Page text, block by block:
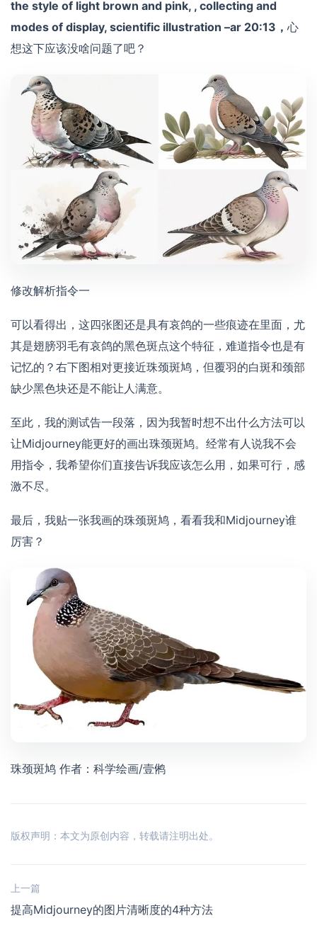
the style of light brown and pink, , collecting and
modes of display, scientific illustration –ar 20:13， 心
想这下应该没啥问题了吧？
修改解析指令一
可以看得出，这四张图还是具有哀鸽的一些痕迹在里面，尤
其是翅膀羽毛有哀鸽的黑色斑点这个特征，难道指令也是有
记忆的？右下图相对更接近珠颈斑鸠，但覆羽的白斑和颈部
缺少黑色块还是不能让人满意。
至此，我的测试告一段落，因为我暂时想不出什么方法可以
让Midjourney能更好的画出珠颈斑鸠。经常有人说我不会
用指令，我希望你们直接告诉我应该怎么用，如果可行，感
激不尽。
最后，我贴一张我画的珠颈斑鸠，看看我和Midjourney谁
厉害？
珠颈斑鸠 作者：科学绘画/壹鸺
版权声明：本文为原创内容，转载请注明出处。
上一篇
提高Midjourney的图片清晰度的4种方法